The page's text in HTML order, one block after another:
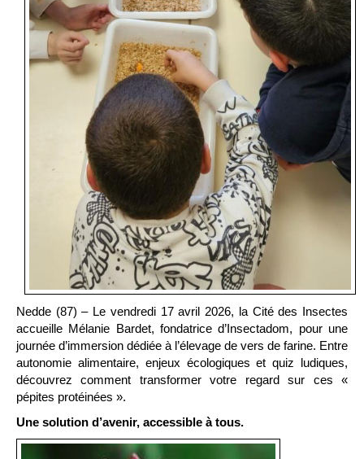
Nedde (87) – Le vendredi 17 avril 2026, la Cité des Insectes
accueille Mélanie Bardet, fondatrice d’Insectadom, pour une
journée d’immersion dédiée à l’élevage de vers de farine. Entre
autonomie alimentaire, enjeux écologiques et quiz ludiques,
découvrez comment transformer votre regard sur ces «
pépites protéinées ».
Une solution d’avenir, accessible à tous.